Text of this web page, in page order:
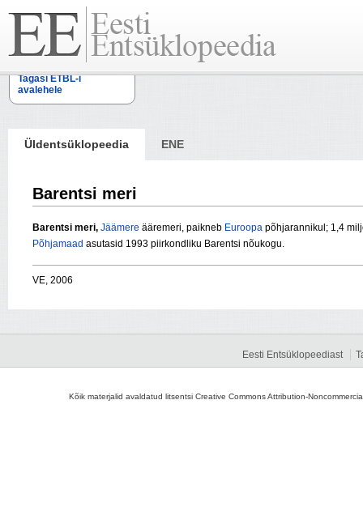
Tagasi ETBL-i
avalehele
Üldentsüklopeedia ENE
Barentsi meri
Barentsi meri, Jäämere ääremeri, paikneb Euroopa põhjarannikul; 1,4
Põhjamaad asutasid 1993 piirkondliku Barentsi nõukogu.
VE, 2006
Eesti Entsüklopeediast
Kõik materjalid avaldatud litsentsi Creative Commons Attribution-